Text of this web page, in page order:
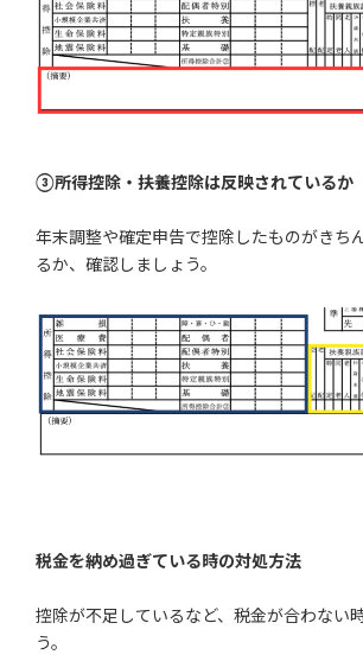
③所得控除・扶養控除は反映されているか
年末調整や確定申告で控除したものがきち
るか、確認しましょう。
税金を納め過ぎている時の対処方法
控除が不足しているなど、税金が合わない
う。